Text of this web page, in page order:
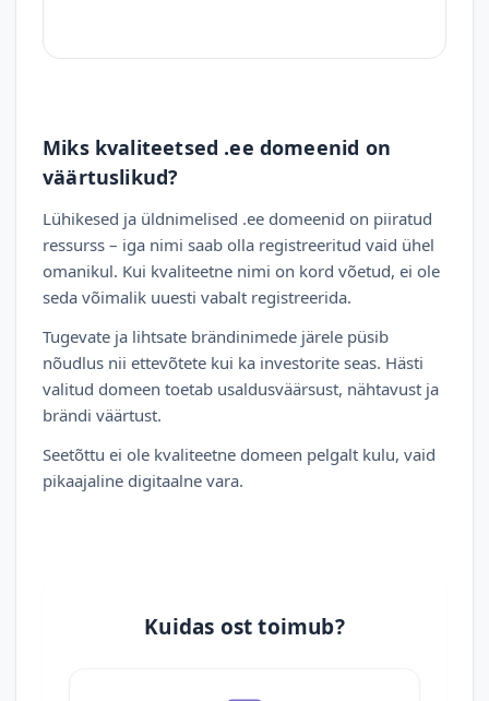
Miks kvaliteetsed .ee domeenid on
väärtuslikud?
Lühikesed ja üldnimelised .ee domeenid on piiratud
ressurss – iga nimi saab olla registreeritud vaid ühel
omanikul. Kui kvaliteetne nimi on kord võetud, ei ole
seda võimalik uuesti vabalt registreerida.
Tugevate ja lihtsate brändinimede järele püsib
nõudlus nii ettevõtete kui ka investorite seas. Hästi
valitud domeen toetab usaldusväärsust, nähtavust ja
brändi väärtust.
Seetõttu ei ole kvaliteetne domeen pelgalt kulu, vaid
pikaajaline digitaalne vara.
Kuidas ost toimub?